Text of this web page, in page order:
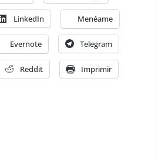
LinkedIn Menéame
Evernote Telegram
Reddit Imprimir